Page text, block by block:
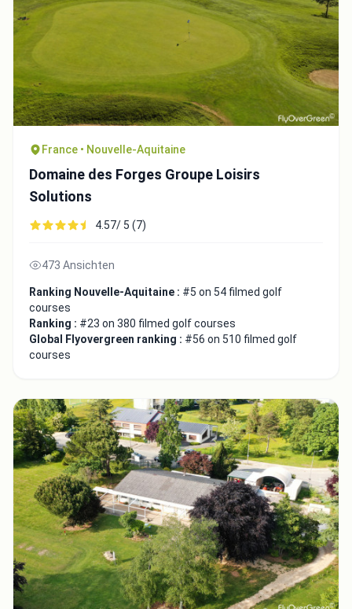
France • Nouvelle-Aquitaine
Domaine des Forges Groupe Loisirs
Solutions
4.57/ 5 (7)
473 Ansichten
Ranking Nouvelle-Aquitaine : #5 on 54 filmed golf
courses
Ranking : #23 on 380 filmed golf courses
Global Flyovergreen ranking : #56 on 510 filmed golf
courses